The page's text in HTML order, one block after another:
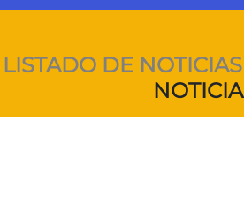
LISTADO DE NOTICIAS
NOTICIA